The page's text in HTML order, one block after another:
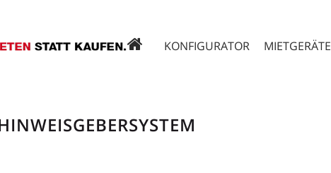
KONFIGURATOR MIETGERÄTE